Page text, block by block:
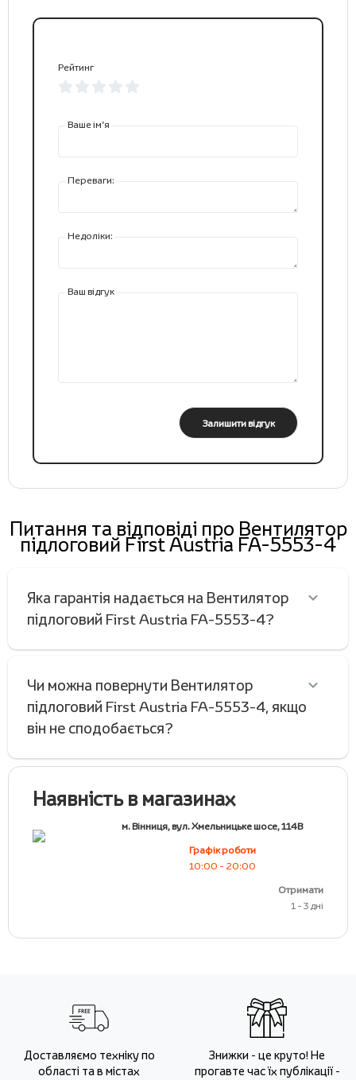
Рейтинг
Ваше ім’я
Переваги:
Недоліки:
Ваш відгук
Залишити відгук
Питання та відповіді про Вентилятор
підлоговий First Austria FA-5553-4
Яка гарантія надається на Вентилятор
підлоговий First Austria FA-5553-4?
Чи можна повернути Вентилятор
підлоговий First Austria FA-5553-4, якщо
він не сподобається?
Наявність в магазинах
м. Вінниця, вул. Хмельницьке шосе, 114В
Графік роботи
10:00 - 20:00
Отримати
1 - 3 дні
Доставляємо техніку по
області та в містах
Знижки - це круто! Не
прогавте час їх публікації -